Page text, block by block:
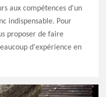
aux compétences d'un
indispensable. Pour
proposer de faire
d'expérience en